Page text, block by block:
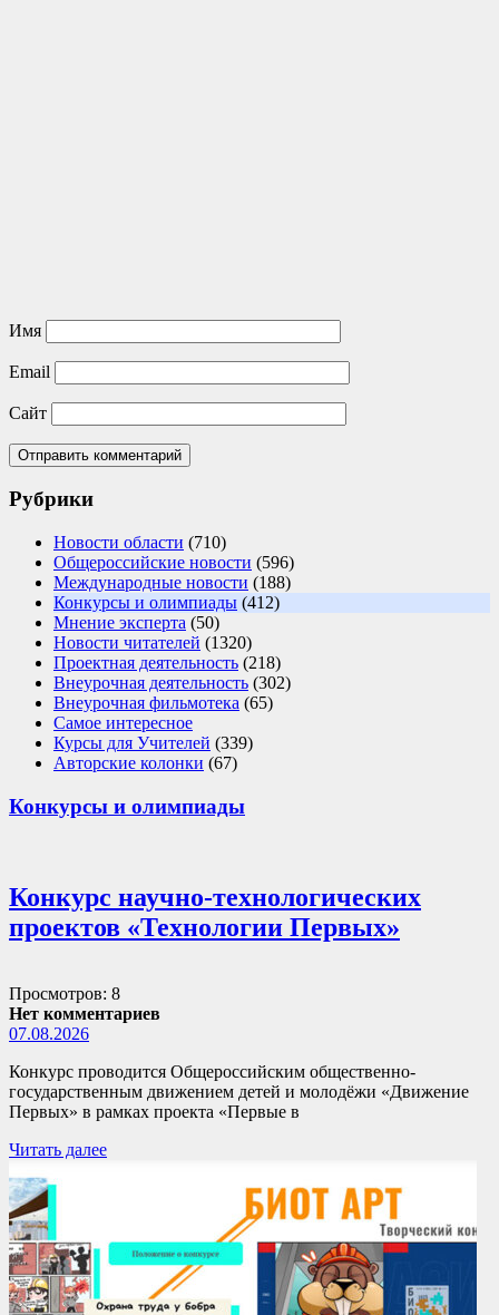
Имя
Email
Сайт
Рубрики
Новости области (710)
Общероссийские новости (596)
Международные новости (188)
Конкурсы и олимпиады (412)
Мнение эксперта (50)
Новости читателей (1320)
Проектная деятельность (218)
Внеурочная деятельность (302)
Внеурочная фильмотека (65)
Самое интересное
Курсы для Учителей (339)
Авторские колонки (67)
Конкурсы и олимпиады
Конкурс научно-технологических
проектов «Технологии Первых»
Просмотров: 8
Нет комментариев
07.08.2026
Конкурс проводится Общероссийским общественно-
государственным движением детей и молодёжи «Движение
Первых» в рамках проекта «Первые в
Читать далее